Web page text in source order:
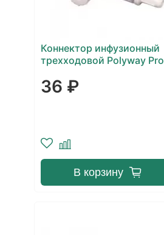
Коннектор инфузионный
трехходовой Polyway Pro
36 ₽
В корзину